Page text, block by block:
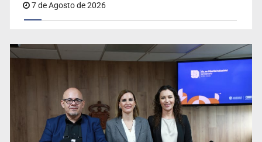
Ya hay solicitud de audiencia de imputación en caso Eli
7 de Agosto de 2026